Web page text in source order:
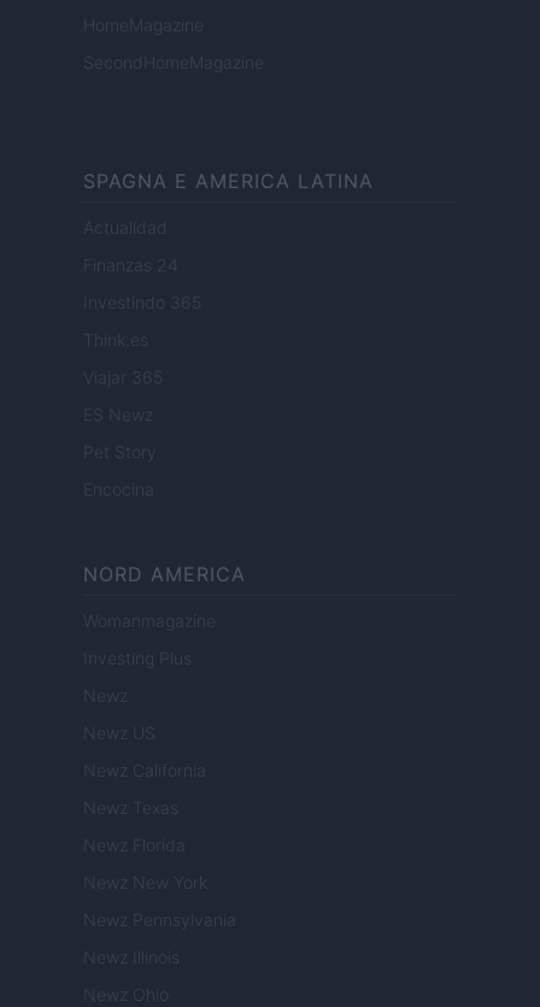
HomeMagazine
SecondHomeMagazine
SPAGNA E AMERICA LATINA
Actualidad
Finanzas 24
Investindo 365
Think.es
Viajar 365
ES Newz
Encocina
NORD AMERICA
Womanmagazine
Investing Plus
Newz
Newz US
Newz California
Newz Texas
Newz Florida
Newz New York
Newz Pennsylvania
Newz Illinois
Newz Ohio